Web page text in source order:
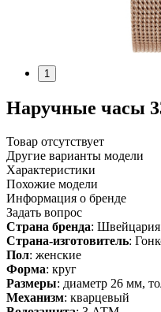
1
Наручные часы
Товар отсутствует
Другие варианты модели
Характеристики
Похожие модели
Информация о бренде
Задать вопрос
Страна бренда: Швейцария
Страна-изготовитель:
Пол: женские
Форма: круг
Размеры: диаметр 26 мм,
Механизм: кварцевый